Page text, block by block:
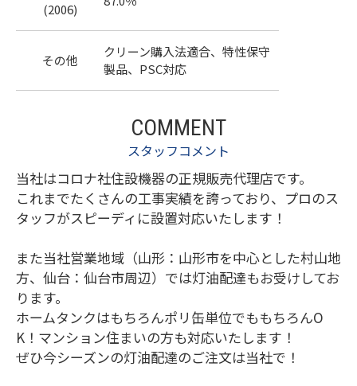
(2006)
その他
クリーン購入法適合、特性保守
製品、PSC対応
COMMENT
スタッフコメント
当社はコロナ社住設機器の正規販売代理店です。
これまでたくさんの工事実績を誇っており、プロのス
タッフがスピーディに設置対応いたします！
また当社営業地域（山形：山形市を中心とした村山地
方、仙台：仙台市周辺）では灯油配達もお受けしてお
ります。
ホームタンクはもちろんポリ缶単位でももちろんO
K！マンション住まいの方も対応いたします！
ぜひ今シーズンの灯油配達のご注文は当社で！